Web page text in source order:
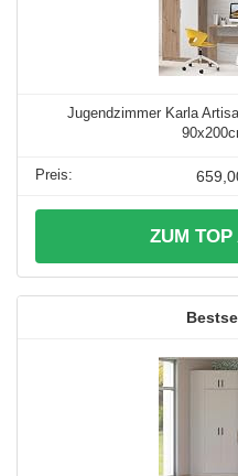
Jugendzimmer Karla
ZUM